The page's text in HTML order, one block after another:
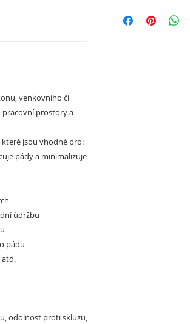
venkovního či
pracovní prostory a
jsou vhodné pro:
pády a minimalizuje
údržbu
pádu
atd.
odolnost proti skluzu,